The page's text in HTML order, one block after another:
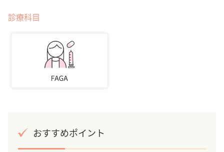
診療科目
おすすめポイント